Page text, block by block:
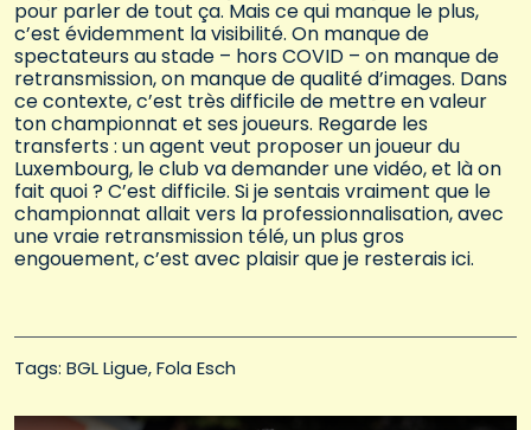
pour parler de tout ça. Mais ce qui manque le plus,
c’est évidemment la visibilité. On manque de
spectateurs au stade – hors COVID – on manque de
retransmission, on manque de qualité d’images. Dans
ce contexte, c’est très difficile de mettre en valeur
ton championnat et ses joueurs. Regarde les
transferts : un agent veut proposer un joueur du
Luxembourg, le club va demander une vidéo, et là on
fait quoi ? C’est difficile. Si je sentais vraiment que le
championnat allait vers la professionnalisation, avec
une vraie retransmission télé, un plus gros
engouement, c’est avec plaisir que je resterais ici.
Tags: BGL Ligue Fola Esch